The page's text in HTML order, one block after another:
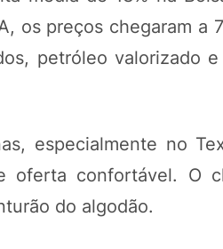
os preços chegaram a
petróleo valorizado
especialmente no
oferta confortável. O
do algodão.